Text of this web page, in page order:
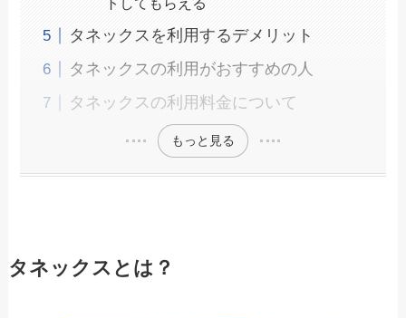
タネックスを利用するデメリット
タネックスの利用がおすすめの人
タネックスの利用料金について
もっと見る
タネックスとは？